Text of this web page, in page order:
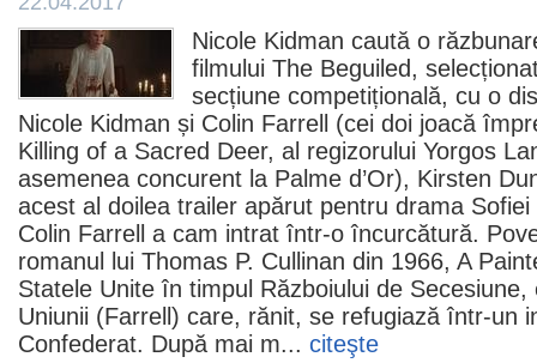
Nicole Kidman caută o
filmului The Beguiled,
secțiune competițională, cu o
Nicole Kidman și Colin Farrell
(cei doi joacă
Killing of a Sacred Deer, al regizorului Yorgos
asemenea concurent la Palme d’Or), Kirsten
acest al doilea trailer apărut pentru drama
Colin Farrell a cam intrat într-o încurcătură.
romanul lui Thomas P. Cullinan din 1966, A
Statele Unite în timpul Războiului de
Uniunii (Farrell) care, rănit, se refugiază într-un
Confederat. După mai m... citeşte